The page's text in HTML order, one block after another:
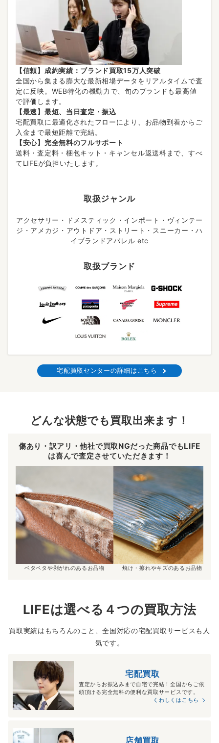
【信頼】成約実績：ブランド買取15万人突破
全国から集まる膨大な最新相場データをリアルタイムで査
定に反映。WEB特化の機動力で、旬のブランドも最高値
で評価します。
【最速】最短、当日査定・振込
宅配買取に最適化されたフローにより、お品物到着からご
入金まで最短距離で完結。
【安心】完全無料のフルサポート
送料・査定料・梱包キット・キャンセル返送料まで、すべ
てLIFEが負担いたします。
取扱ジャンル
アクセサリー・ドメスティック・インポート・ヴィンテー
ジ・アメカジ・アウトドア・ストリート・スニーカー・ハ
イブランドアパレル etc
取扱ブランド
宅配買取センターの詳細はこちら
どんな状態でも買取出来ます！
傷あり・訳アリ・他社で買取NGだった商品でもLIFE
は喜んで査定させていただきます！
ベタベタや剥がれのあるお品物 焼け・擦れやキズのあるお品物
LIFEは選べる４つの買取方法
買取実績はもちろんのこと、全国対応の宅配買取サービスも人
気です。
宅配買取
査定からお振込みまで自宅で完結！全国からご依
頼頂ける完全無料の便利な買取サービスです。
くわしくはこちら
店舗買取